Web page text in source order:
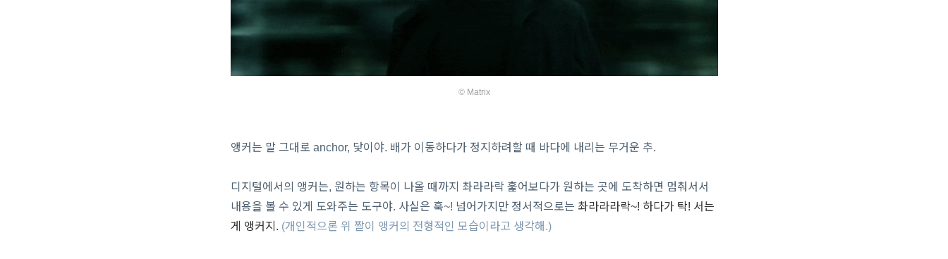
© Matrix
앵커는 말 그대로 anchor, 닻이야. 배가 이동하다가 정지하려할 때 바다에 내리는 무거운 추.
디지털에서의 앵커는, 원하는 항목이 나올 때까지 촤라라락 훑어보다가 원하는 곳에 도착하면 멈춰서서
내용을 볼 수 있게 도와주는 도구야. 사실은 훅~! 넘어가지만 정서적으로는 촤라라라락~! 하다가 탁! 서는
게 앵커지. (개인적으론 위 짤이 앵커의 전형적인 모습이라고 생각해.)